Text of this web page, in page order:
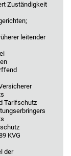
Zuständigkeit
leitender
Tarifschutz
KVG
der